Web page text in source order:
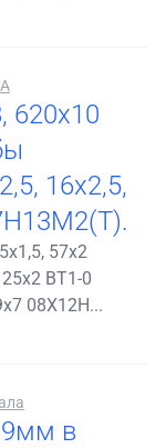
620х10
16х2,5,
57х2
ВТ1-0
08Х12Н...
9мм в